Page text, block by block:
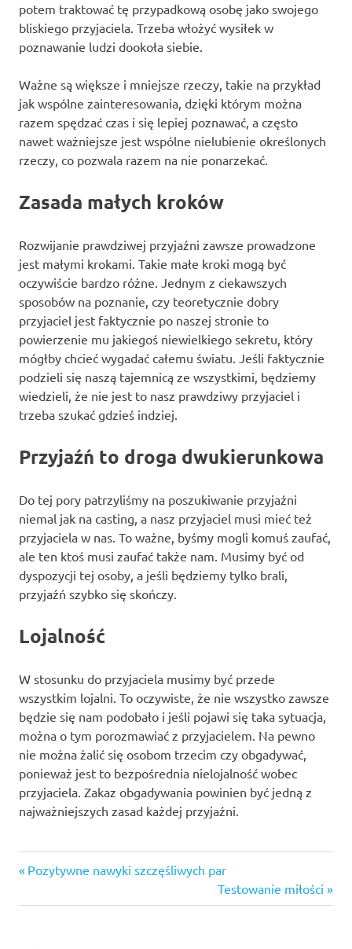
potem traktować tę przypadkową osobę jako swojego
bliskiego przyjaciela. Trzeba włożyć wysiłek w
poznawanie ludzi dookoła siebie.
Ważne są większe i mniejsze rzeczy, takie na przykład
jak wspólne zainteresowania, dzięki którym można
razem spędzać czas i się lepiej poznawać, a często
nawet ważniejsze jest wspólne nielubienie określonych
rzeczy, co pozwala razem na nie ponarzekać.
Zasada małych kroków
Rozwijanie prawdziwej przyjaźni zawsze prowadzone
jest małymi krokami. Takie małe kroki mogą być
oczywiście bardzo różne. Jednym z ciekawszych
sposobów na poznanie, czy teoretycznie dobry
przyjaciel jest faktycznie po naszej stronie to
powierzenie mu jakiegoś niewielkiego sekretu, który
mógłby chcieć wygadać całemu światu. Jeśli faktycznie
podzieli się naszą tajemnicą ze wszystkimi, będziemy
wiedzieli, że nie jest to nasz prawdziwy przyjaciel i
trzeba szukać gdzieś indziej.
Przyjaźń to droga dwukierunkowa
Do tej pory patrzyliśmy na poszukiwanie przyjaźni
niemal jak na casting, a nasz przyjaciel musi mieć też
przyjaciela w nas. To ważne, byśmy mogli komuś zaufać,
ale ten ktoś musi zaufać także nam. Musimy być od
dyspozycji tej osoby, a jeśli będziemy tylko brali,
przyjaźń szybko się skończy.
Lojalność
W stosunku do przyjaciela musimy być przede
wszystkim lojalni. To oczywiste, że nie wszystko zawsze
będzie się nam podobało i jeśli pojawi się taka sytuacja,
można o tym porozmawiać z przyjacielem. Na pewno
nie można żalić się osobom trzecim czy obgadywać,
ponieważ jest to bezpośrednia nielojalność wobec
przyjaciela. Zakaz obgadywania powinien być jedną z
najważniejszych zasad każdej przyjaźni.
hobby
Nawigacja
wpisu
Previous
Pozytywne nawyki szczęśliwych par
Next
Post:
Testowanie miłości